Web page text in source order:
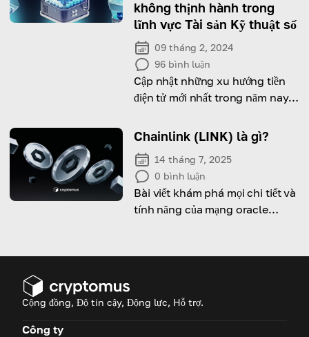
không thịnh hành trong
lĩnh vực Tài sản Kỹ thuật số
09 tháng 2, 2024
96 bình luận
Cập nhật những xu hướng tiền
điện tử mới nhất trong năm nay
chúng tôi
Chainlink (LINK) là gì?
14 tháng 7, 2025
0 bình luận
Bài viết khám phá mọi chi tiết và
tính năng của mạng oracle
Cộng đồng, Độ tin cậy, Động lực, Hỗ trợ.
Công ty